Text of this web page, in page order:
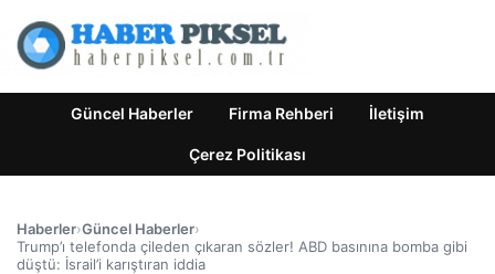
Güncel Haberler Firma Rehberi İletişim
Çerez Politikası
Haberler›Güncel Haberler›
Trump’ı telefonda çileden çıkaran sözler! ABD basınına bomba gibi
düştü: İsrail’i karıştıran iddia